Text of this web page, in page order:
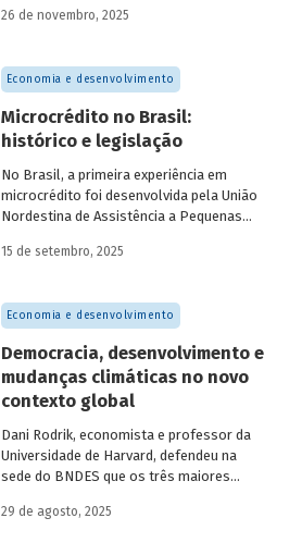
brasileiro, ocupando um espaço central
momentos de crise, como as de 2008 e
da Covid-19, e no combate à emergência
climática. Para exercer esse papel, no
entanto, são necessárias sólidas fontes
de recursos.
26 de novembro, 2025
Economia e desenvolvimento
Microcrédito no Brasil:
histórico e legislação
No Brasil, a primeira experiência em
microcrédito foi desenvolvida pela União
Nordestina de Assistência a Pequenas
e Salvador (BA). Conhecida como
Na década de 1980, surgiram as primeiras
unidades da Rede Ceape e do Banco da
microempreendedores. Essas instituições
eram afiliadas a redes internacionais, tais
como: Acción Internacional, Banco
(BID), Inter-American Foundation e
Women’s World Banking.
15 de setembro, 2025
Economia e desenvolvimento
Democracia, desenvolvimento e
mudanças climáticas no novo
contexto global
Dani Rodrik, economista e professor da
Universidade de Harvard, defendeu na
sede do BNDES que os três maiores
restauração da classe média e redução da
29 de agosto, 2025